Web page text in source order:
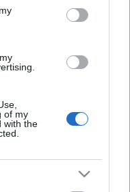
of my
with the
időre szóló
működését Róma
a
a pénz
vannak és az
halmozott fel. Az is
küzdő
ezt azonban a